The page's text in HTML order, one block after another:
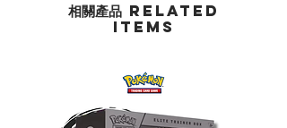
相關產品 Related
Items